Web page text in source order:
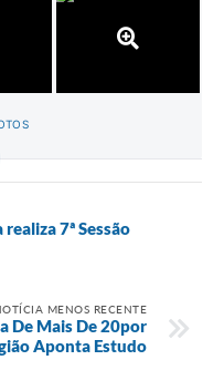
7ª Sessão
MENOS RECENTE
De Mais De 20por
Aponta Estudo